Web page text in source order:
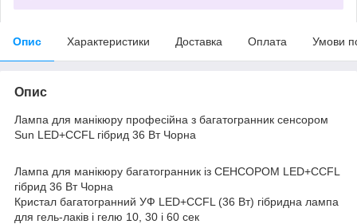
Опис Характеристики Доставка Оплата Умови
Опис
Лампа для манікюру професійна з багатогранник сенсором
Sun LED+CCFL гібрид 36 Вт Чорна
Лампа для манікюру багатогранник із СЕНСОРОМ LED+CCFL
гібрид 36 Вт Чорна
Кристал багатогранний УФ LED+CCFL (36 Вт) гібридна лампа
для гель-лаків і гелю 10, 30 і 60 сек